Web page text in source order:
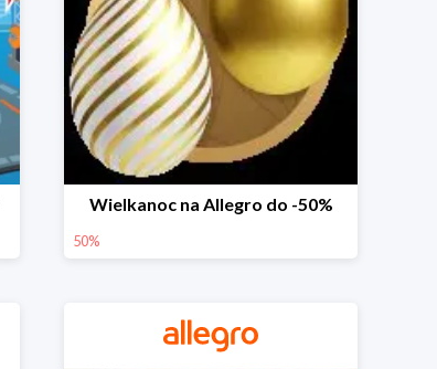
Wielkanoc na Allegro do -50%
50%